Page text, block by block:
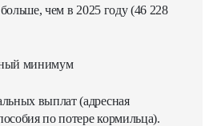
чем в 2025 году (46 228
минимум
выплат (адресная
по потере кормильца).